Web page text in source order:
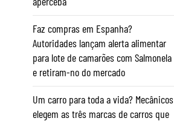
Faz compras em Espanha?
Autoridades lançam alerta alimentar
para lote de camarões com Salmonela
e retiram-no do mercado
Um carro para toda a vida? Mecânicos
elegem as três marcas de carros que